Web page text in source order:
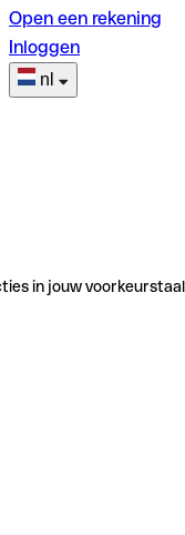
Open een rekening
Inloggen
nl
in jouw